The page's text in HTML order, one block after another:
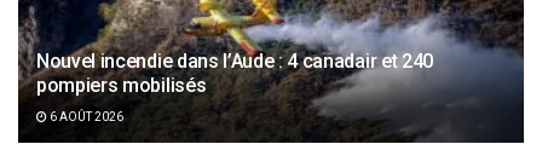
Nouvel incendie dans l’Aude : 4 canadair et 240
pompiers mobilisés
6 AOÛT 2026